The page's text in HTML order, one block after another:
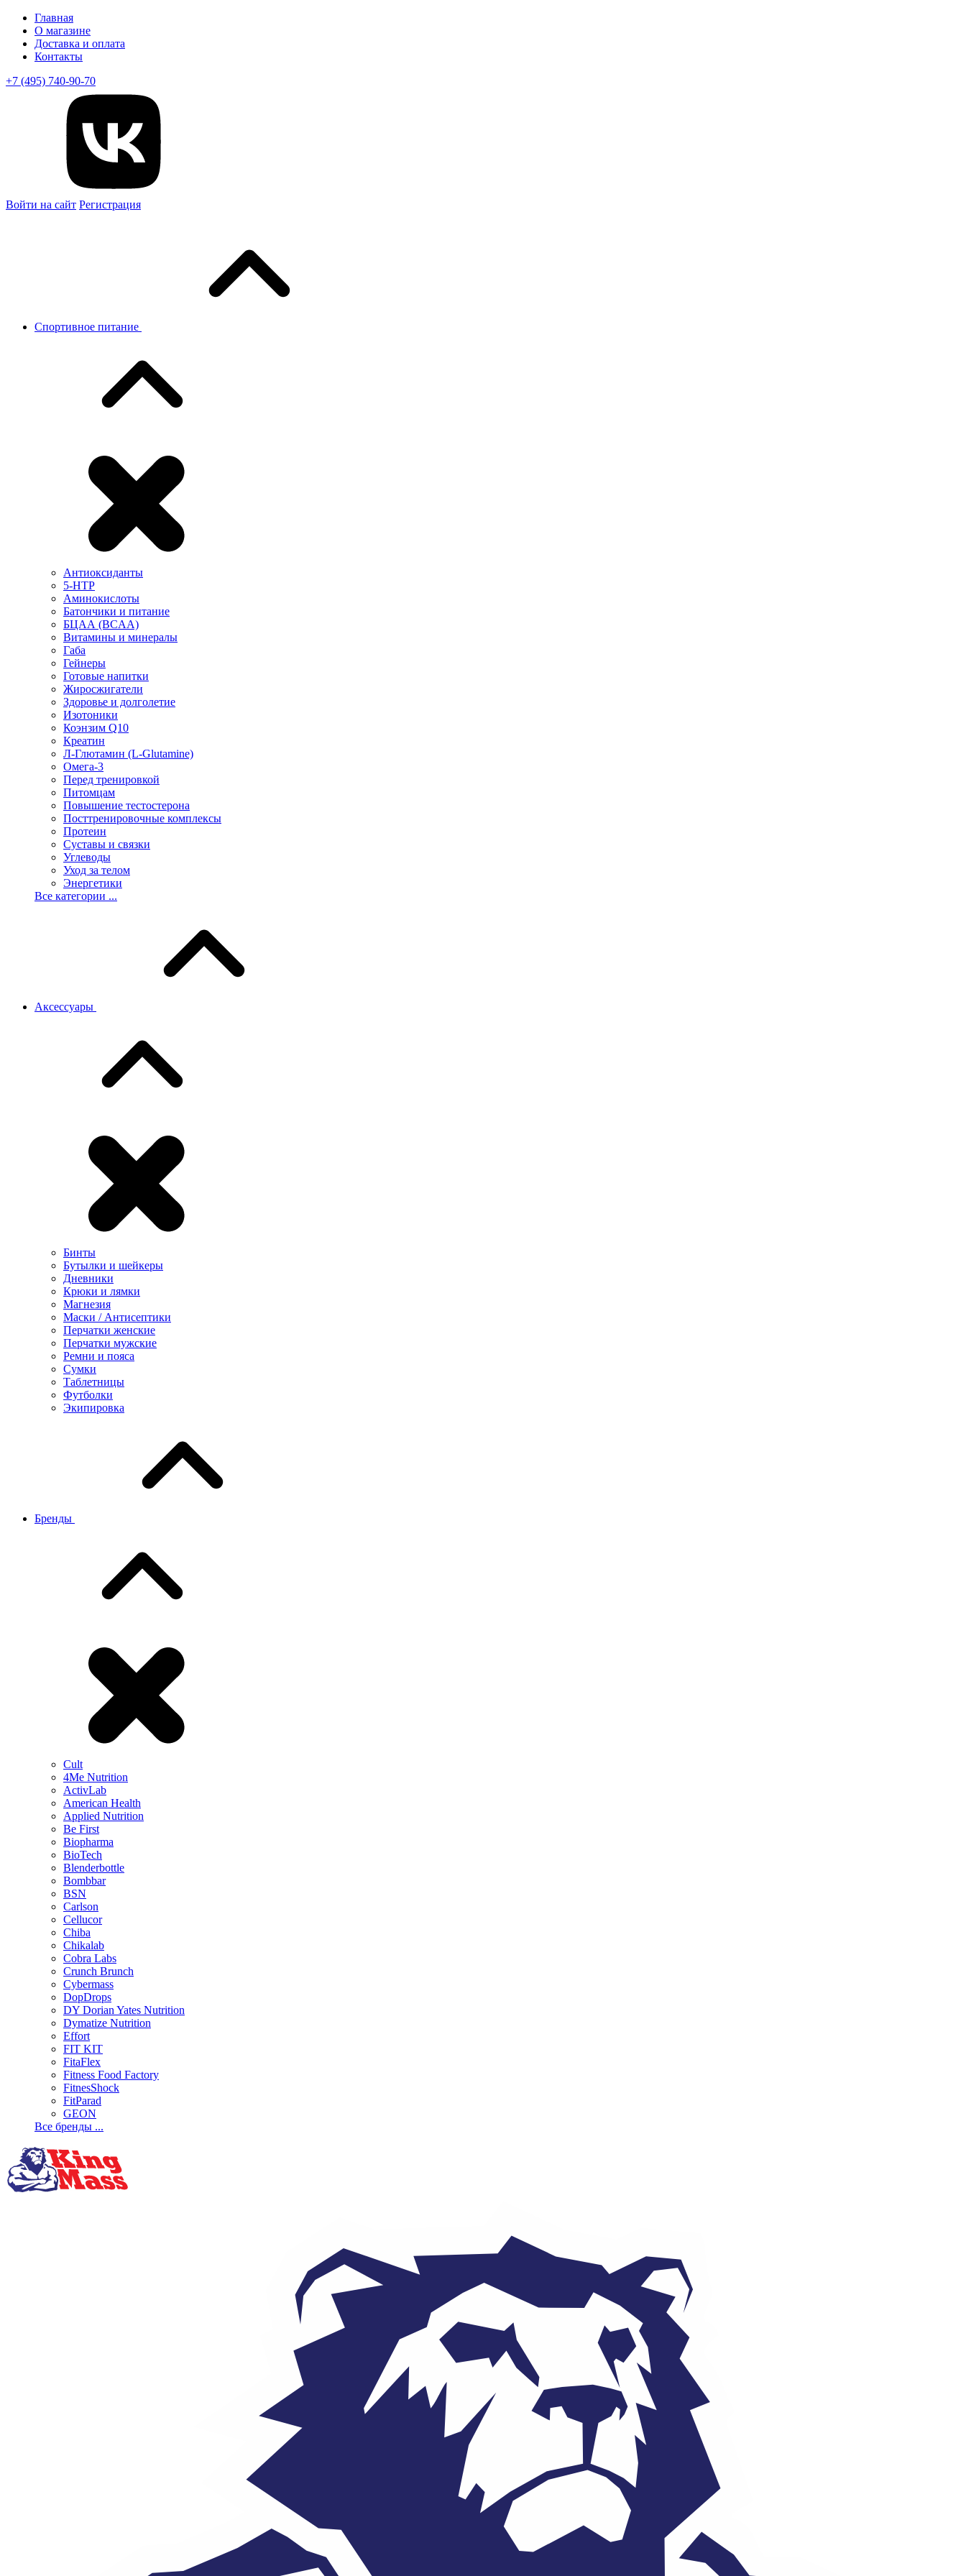
Главная
О магазине
Доставка и оплата
Контакты
+7 (495) 740-90-70
Войти на сайт Регистрация
Спортивное питание
Антиоксиданты
5-HTP
Аминокислоты
Батончики и питание
БЦАА (BCAA)
Витамины и минералы
Габа
Гейнеры
Готовые напитки
Жиросжигатели
Здоровье и долголетие
Изотоники
Коэнзим Q10
Креатин
Л-Глютамин (L-Glutamine)
Омега-3
Перед тренировкой
Питомцам
Повышение тестостерона
Посттренировочные комплексы
Протеин
Суставы и связки
Углеводы
Уход за телом
Энергетики
Все категории ...
Аксессуары
Бинты
Бутылки и шейкеры
Дневники
Крюки и лямки
Магнезия
Маски / Антисептики
Перчатки женские
Перчатки мужские
Ремни и пояса
Сумки
Таблетницы
Футболки
Экипировка
Бренды
Cult
4Me Nutrition
ActivLab
American Health
Applied Nutrition
Be First
Biopharma
BioTech
Blenderbottle
Bombbar
BSN
Carlson
Cellucor
Chiba
Chikalab
Cobra Labs
Crunch Brunch
Cybermass
DopDrops
DY Dorian Yates Nutrition
Dymatize Nutrition
Effort
FIT KIT
FitaFlex
Fitness Food Factory
FitnesShock
FitParad
GEON
Все бренды ...